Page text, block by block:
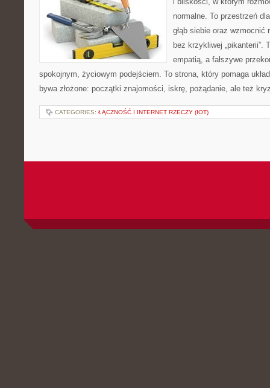
normalne. To przestrzeń
głąb siebie oraz
bez krzykliwej „pikanterii”.
empatią, a fałszywe
spokojnym, życiowym podejściem. To strona, który pomaga
bywa złożone: początki znajomości, iskrę, pożądanie, ale też
CATEGORIES: ŁĄCZNOŚĆ I INTERNET RZECZY (IOT)